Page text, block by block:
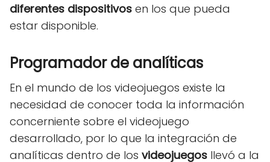
diferentes dispositivos en los que pueda
estar disponible.
Programador de analíticas
En el mundo de los videojuegos existe la
necesidad de conocer toda la información
concerniente sobre el videojuego
desarrollado, por lo que la integración de
analíticas dentro de los videojuegos llevó a la